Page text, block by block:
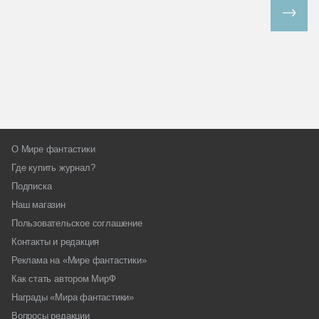
О Мире фантастики
Где купить журнал?
Подписка
Наш магазин
Пользовательское соглашение
Контакты и редакция
Реклама на «Мире фантастики»
Как стать автором МирФ
Награды «Мира фантастики»
Вопросы редакции